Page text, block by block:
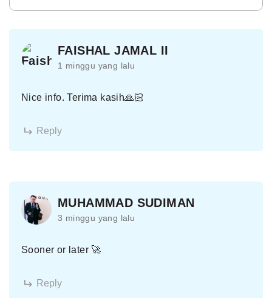
FAISHAL JAMAL II
1 minggu yang lalu
Nice info. Terima kasih🙏🏻
Reply
MUHAMMAD SUDIMAN
3 minggu yang lalu
Sooner or later 🚀
Reply